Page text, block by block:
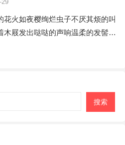
29
火如夜樱绚烂虫子不厌其烦的叫
木屐发出哒哒的声响温柔的发髻…
搜索